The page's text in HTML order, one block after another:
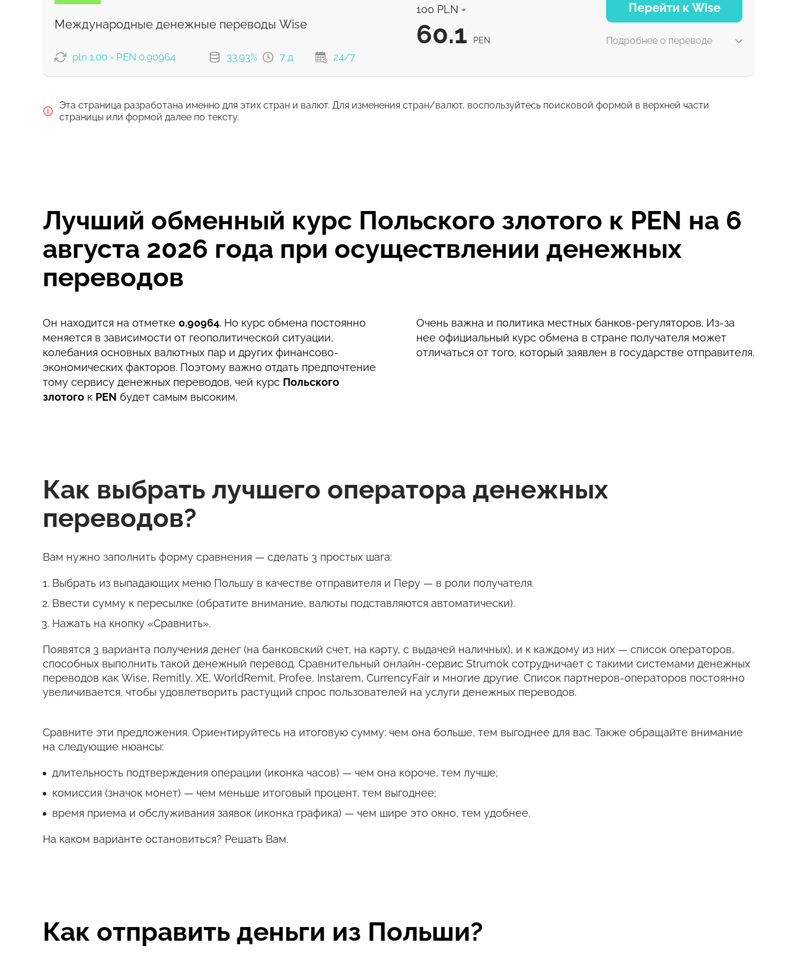
90.25
Комиссия Strumok, всегда 0%
Международные денежные переводы Wise
pln 1.00 = PEN 0.90964 33.93% 7 д 24/7
100 PLN =
60.1 PEN
Перейти к Wise
Подробнее о переводе
Оплатить банковским переводом 60.1
Эта страница разработана именно для этих стран и валют. Для изменения стран/валют, воспользуйтесь поисковой формой в верхней части
страницы или формой далее по тексту.
Лучший обменный курс Польского злотого к PEN на 6
августа 2026 года при осуществлении денежных
переводов
Он находится на отметке 0.90964. Но курс обмена постоянно
меняется в зависимости от геополитической ситуации,
колебания основных валютных пар и других финансово-
экономических факторов. Поэтому важно отдать предпочтение
тому сервису денежных переводов, чей курс Польского
злотого к PEN будет самым высоким.
Очень важна и политика местных банков-регуляторов. Из-за
нее официальный курс обмена в стране получателя может
отличаться от того, который заявлен в государстве отправителя.
Как выбрать лучшего оператора денежных
переводов?
Вам нужно заполнить форму сравнения — сделать 3 простых шага:
Выбрать из выпадающих меню Польшу в качестве отправителя и Перу — в роли получателя.
Ввести сумму к пересылке (обратите внимание, валюты подставляются автоматически).
Нажать на кнопку «Сравнить».
Появятся 3 варианта получения денег (на банковский счет, на карту, с выдачей наличных), и к каждому из них — список операторов,
способных выполнить такой денежный перевод. Сравнительный онлайн-сервис Strumok сотрудничает с такими системами денежных
переводов как Wise, Remitly, XE, WorldRemit, Profee, Instarem, CurrencyFair и многие другие. Список партнеров-операторов постоянно
увеличивается, чтобы удовлетворить растущий спрос пользователей на услуги денежных переводов.
Сравните эти предложения. Ориентируйтесь на итоговую сумму: чем она больше, тем выгоднее для вас. Также обращайте внимание
на следующие нюансы:
длительность подтверждения операции (иконка часов) — чем она короче, тем лучше;
комиссия (значок монет) — чем меньше итоговый процент, тем выгоднее;
время приема и обслуживания заявок (иконка графика) — чем шире это окно, тем удобнее.
На каком варианте остановиться? Решать Вам.
Как отправить деньги из Польши?